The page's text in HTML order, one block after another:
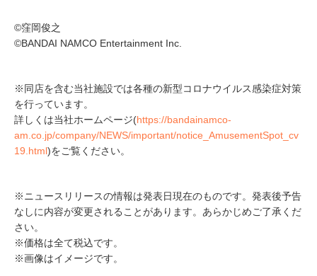
©窪岡俊之
©BANDAI NAMCO Entertainment Inc.
​※同店を含む当社施設では各種の新型コロナウイルス感染症対策
を行っています。
詳しくは当社ホームページ(https://bandainamco-
am.co.jp/company/NEWS/important/notice_AmusementSpot_cv
19.html)をご覧ください。
※ニュースリリースの情報は発表日現在のものです。発表後予告
なしに内容が変更されることがあります。あらかじめご了承くだ
さい。
※価格は全て税込です。
※画像はイメージです。